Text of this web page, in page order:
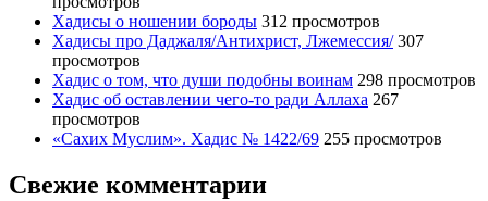
Хадисы о ношении бороды 312 просмотров
Хадисы про Даджаля/Антихрист, Лжемессия/ 307
просмотров
Хадис о том, что души подобны воинам 298 просмотров
Хадис об оставлении чего-то ради Аллаха 267
просмотров
«Сахих Муслим». Хадис № 1422/69 255 просмотров
Свежие комментарии